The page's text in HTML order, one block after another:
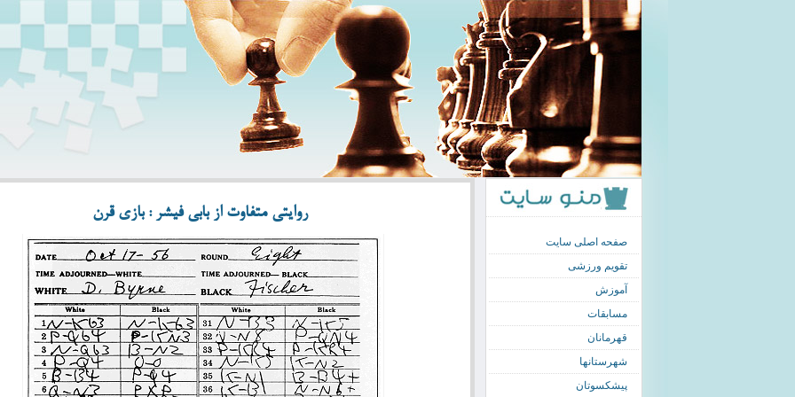
صفحه اصلی سایت
تقویم ورزشی
آموزش
مسابقات
قهرمانان
شهرستانها
پیشکسوتان
روایتی متفاوت از بابی فیشر : بازی قرن